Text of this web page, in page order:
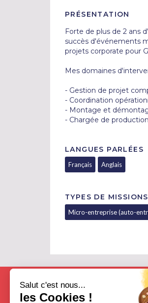
Salut c'est nous...
les Cookies !
PRÉSENTATION
Forte de plus de 2 ans
succès d'événements
projets corporate pour
Mes domaines
- Gestion de projet
- Coordination
- Montage et
- Chargée de
LANGUES PARLÉES
Français Anglais
TYPES DE
Micro-entreprise (auto-